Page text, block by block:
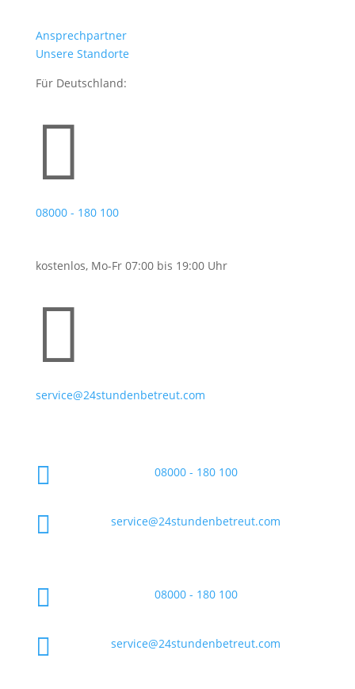
Ansprechpartner
Unsere Standorte
Für Deutschland:

08000 - 180 100
kostenlos, Mo-Fr 07:00 bis 19:00 Uhr

service@24stundenbetreut.com
 08000 - 180 100
 service@24stundenbetreut.com
 08000 - 180 100
 service@24stundenbetreut.com